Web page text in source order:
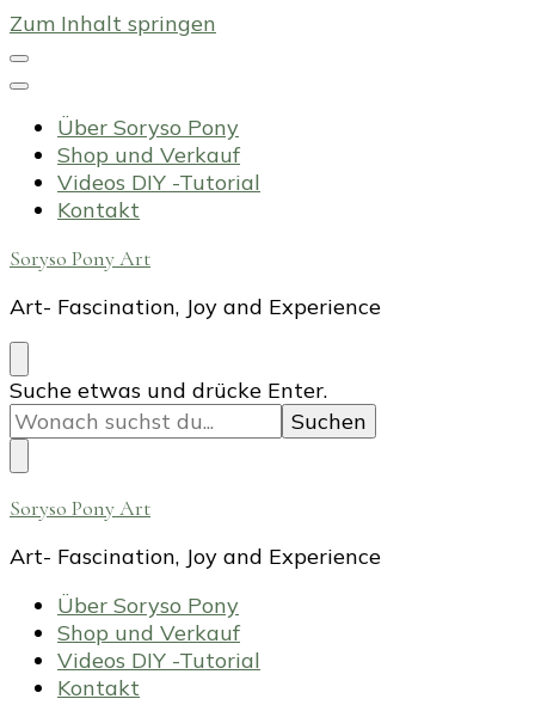
Zum Inhalt springen
Über Soryso Pony
Shop und Verkauf
Videos DIY -Tutorial
Kontakt
Soryso Pony Art
Art- Fascination, Joy and Experience
Suchst
du
nach
etwas?
Suche etwas und drücke Enter.
Soryso Pony Art
Art- Fascination, Joy and Experience
Über Soryso Pony
Shop und Verkauf
Videos DIY -Tutorial
Kontakt